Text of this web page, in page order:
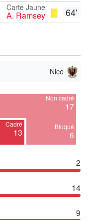
64'
Carte Jaune
A. Ramsey
Nice
Cadré
13
Non cadré
17
Bloqué
6
2
14
9